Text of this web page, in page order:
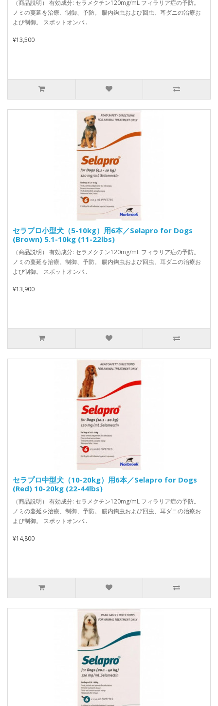
（商品説明） 有効成分: セラメクチン120mg/mL フィラリア症の予防。
ノミの蔓延を治療、制御、予防。 腸内鉤虫および回虫、耳ダニの治療お
よび制御。 スポットオンバ..
¥13,500
セラプロ小型犬（5-10kg）用6本／Selapro for Dogs
(Brown) 5.1-10kg (11-22lbs)
（商品説明） 有効成分: セラメクチン120mg/mL フィラリア症の予防。
ノミの蔓延を治療、制御、予防。 腸内鉤虫および回虫、耳ダニの治療お
よび制御。 スポットオンバ..
¥13,900
セラプロ中型犬（10-20kg）用6本／Selapro for Dogs
(Red) 10-20kg (22-44lbs)
（商品説明） 有効成分: セラメクチン120mg/mL フィラリア症の予防。
ノミの蔓延を治療、制御、予防。 腸内鉤虫および回虫、耳ダニの治療お
よび制御。 スポットオンバ..
¥14,800